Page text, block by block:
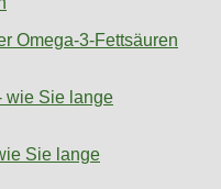
Omega-3-Fettsäuren
Sie lange